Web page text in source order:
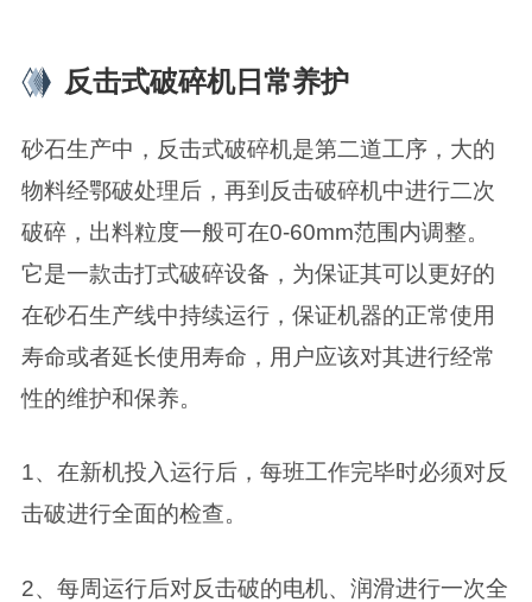
反击式破碎机日常养护
砂石生产中，反击式破碎机是第二道工序，大的
物料经鄂破处理后，再到反击破碎机中进行二次
破碎，出料粒度一般可在0-60mm范围内调整。
它是一款击打式破碎设备，为保证其可以更好的
在砂石生产线中持续运行，保证机器的正常使用
寿命或者延长使用寿命，用户应该对其进行经常
性的维护和保养。
1、在新机投入运行后，每班工作完毕时必须对反
击破进行全面的检查。
2、每周运行后对反击破的电机、润滑进行一次全